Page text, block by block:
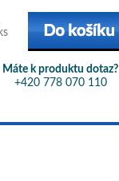
ks
Máte k produktu dotaz?
+420 778 070 110